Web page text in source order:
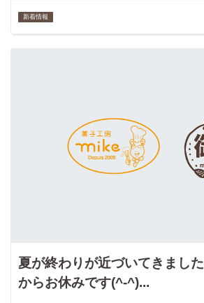
新着情報
夏が終わりが近づいてきまし
からお休みです(^-^)...